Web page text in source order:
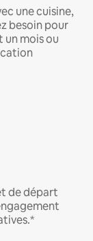
une cuisine,
besoin pour
mois ou
de départ